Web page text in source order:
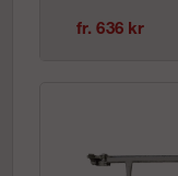
fr. 636 kr